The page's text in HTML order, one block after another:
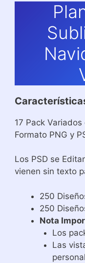
17 Pack
Formato PNG y
Los PSD se
vienen sin texto
250
250
Nota
Los
Las